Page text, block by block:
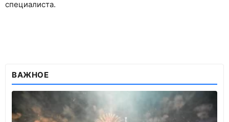
специалиста.
ВАЖНОЕ